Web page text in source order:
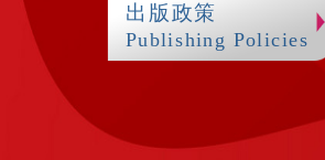
出版政策
Publishing Policies